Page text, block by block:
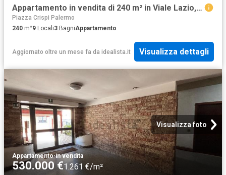
Appartamento in vendita di 240 m² in Viale Lazio, 13
Piazza Crispi Palermo
240 m²9 Locali3 BagniAppartamento
Aggiornato oltre un mese fa da idealista.it Visualizza dettagli
Visualizza foto
Appartamento·in vendita
530.000 €1.261 €/m²